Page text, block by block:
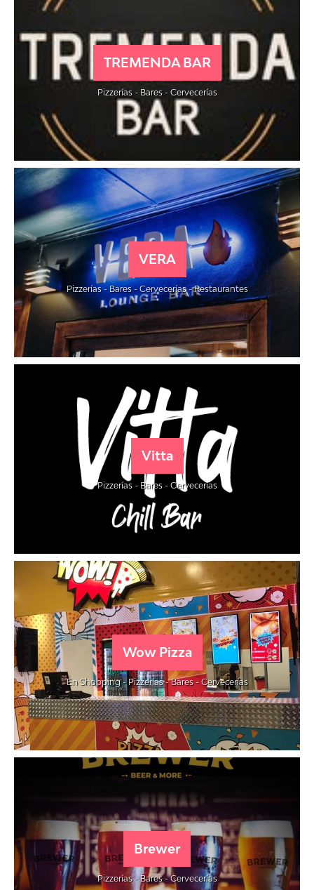
TREMENDA BAR
Pizzerías - Bares - Cervecerías
VERA
Pizzerías - Bares - Cervecerías - Restaurantes
Vitta
Pizzerías - Bares - Cervecerías
Wow Pizza
En Shopping - Pizzerías - Bares - Cervecerías
Brewer
Pizzerías - Bares - Cervecerías